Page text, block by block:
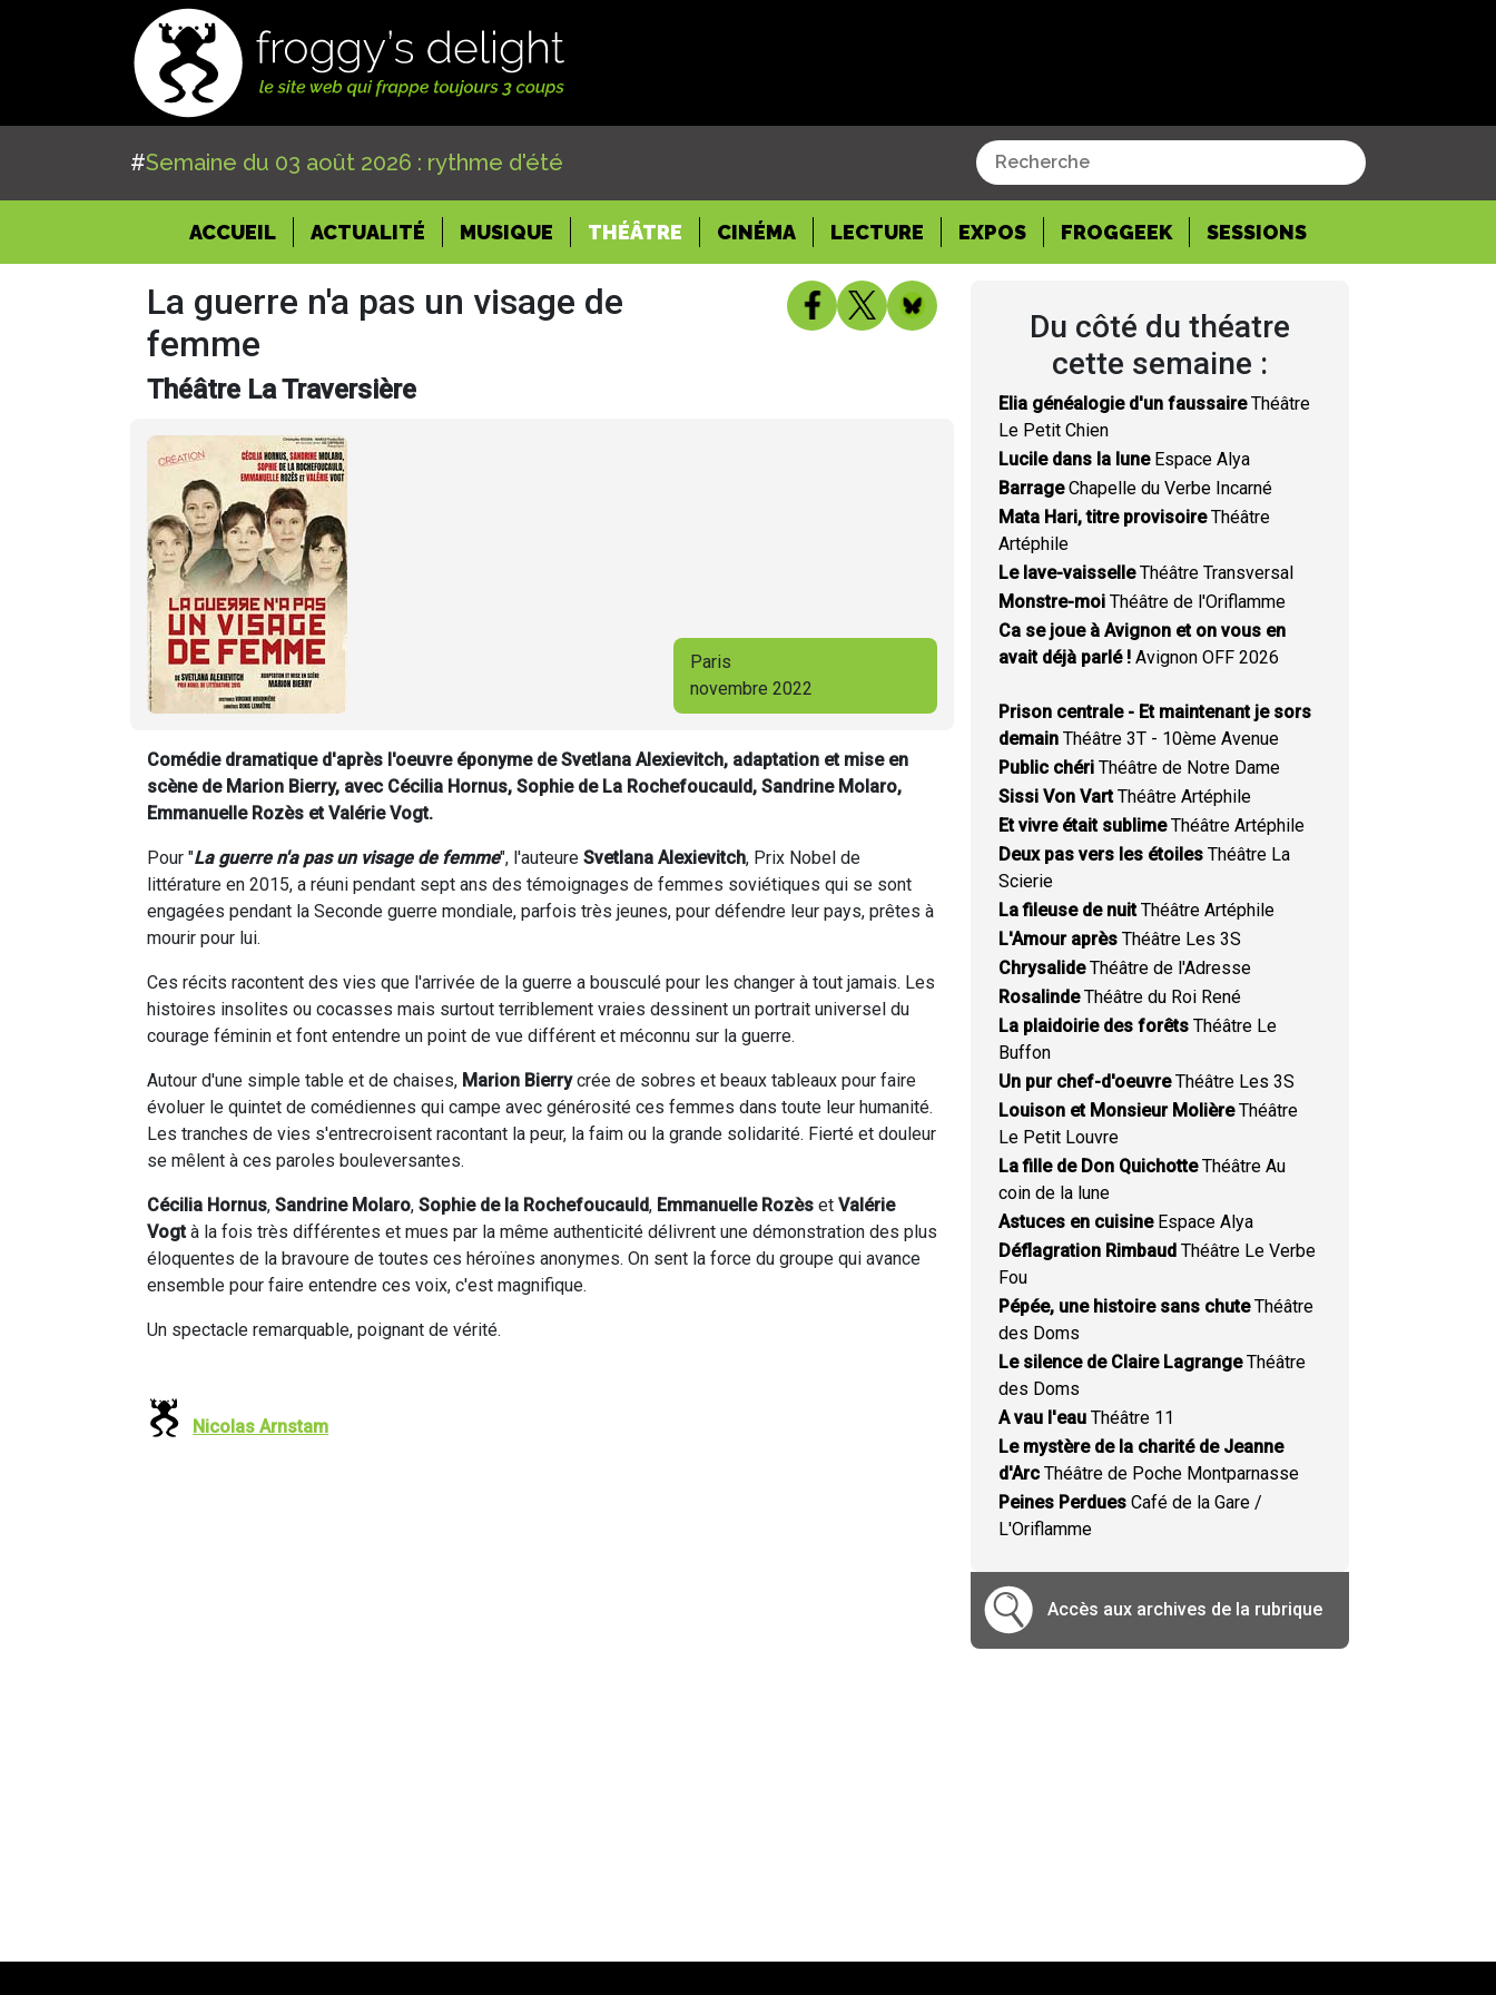
#Semaine du 03 août 2026 : rythme d'été
ACCUEIL(CURRENT)
ACTUALITÉ MUSIQUE THÉÂTRE CINÉMA LECTURE EXPOS FROGGEEK SESSIONS
La guerre n'a pas un visage de
femme
Théâtre La Traversière
Paris
novembre 2022
Comédie dramatique d'après l'oeuvre éponyme de Svetlana Alexievitch, adaptation et mise en
scène de Marion Bierry, avec Cécilia Hornus, Sophie de La Rochefoucauld, Sandrine Molaro,
Emmanuelle Rozès et Valérie Vogt.
Pour "La guerre n'a pas un visage de femme", l'auteure Svetlana Alexievitch, Prix Nobel de
littérature en 2015, a réuni pendant sept ans des témoignages de femmes soviétiques qui se sont
engagées pendant la Seconde guerre mondiale, parfois très jeunes, pour défendre leur pays, prêtes à
mourir pour lui.
Ces récits racontent des vies que l'arrivée de la guerre a bousculé pour les changer à tout jamais. Les
histoires insolites ou cocasses mais surtout terriblement vraies dessinent un portrait universel du
courage féminin et font entendre un point de vue différent et méconnu sur la guerre.
Autour d'une simple table et de chaises, Marion Bierrycrée de sobres et beaux tableaux pour faire
évoluer le quintet de comédiennes qui campe avec générosité ces femmes dans toute leur humanité.
Les tranches de vies s'entrecroisent racontant la peur, la faim ou la grande solidarité. Fierté et douleur
se mêlent à ces paroles bouleversantes.
Cécilia Hornus, Sandrine Molaro, Sophie de la Rochefoucauld, Emmanuelle Rozès et Valérie
Vogtà la fois très différentes et mues par la même authenticité délivrent une démonstration des plus
éloquentes de la bravoure de toutes ces héroïnes anonymes. On sent la force du groupe qui avance
ensemble pour faire entendre ces voix, c'est magnifique.
Un spectacle remarquable, poignant de vérité.
Nicolas Arnstam
Du côté du théatre
cette semaine :
Elia généalogie d'un faussaireThéâtre
Le Petit Chien
Lucile dans la luneEspace Alya
BarrageChapelle du Verbe Incarné
Mata Hari, titre provisoireThéâtre
Artéphile
Le lave-vaisselleThéâtre Transversal
Monstre-moi Théâtre de l'Oriflamme
Ca se joue à Avignon et on vous en
avait déjà parlé ! Avignon OFF 2026
Prison centrale - Et maintenant je sors
demain Théâtre 3T - 10ème Avenue
Public chéri Théâtre de Notre Dame
Sissi Von VartThéâtre Artéphile
Et vivre était sublimeThéâtre Artéphile
Deux pas vers les étoiles Théâtre La
Scierie
La fileuse de nuitThéâtre Artéphile
L'Amour après Théâtre Les 3S
ChrysalideThéâtre de l'Adresse
RosalindeThéâtre du Roi René
La plaidoirie des forêts Théâtre Le
Buffon
Un pur chef-d'oeuvreThéâtre Les 3S
Louison et Monsieur MolièreThéâtre
Le Petit Louvre
La fille de Don QuichotteThéâtre Au
coin de la lune
Astuces en cuisineEspace Alya
Déflagration Rimbaud Théâtre Le Verbe
Fou
Pépée, une histoire sans chuteThéâtre
des Doms
Le silence de Claire LagrangeThéâtre
des Doms
A vau l'eau Théâtre 11
Le mystère de la charité de Jeanne
d'Arc Théâtre de Poche Montparnasse
Peines Perdues Café de la Gare /
L'Oriflamme
Accès aux archives de la rubrique